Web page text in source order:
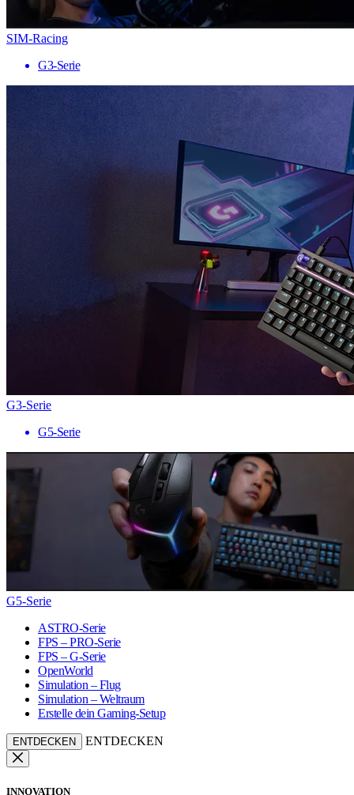
SIM-Racing
G3-Serie
G3-Serie
G5-Serie
G5-Serie
ASTRO-Serie
FPS – PRO-Serie
FPS – G-Serie
OpenWorld
Simulation – Flug
Simulation – Weltraum
Erstelle dein Gaming-Setup
ENTDECKEN ENTDECKEN
INNOVATION